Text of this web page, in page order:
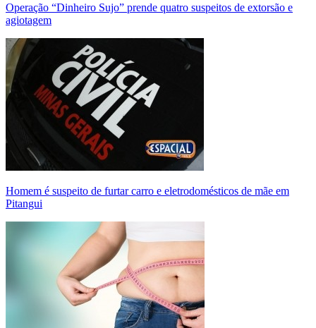
Operação “Dinheiro Sujo” prende quatro suspeitos de extorsão e
agiotagem
Homem é suspeito de furtar carro e eletrodomésticos de mãe em
Pitangui